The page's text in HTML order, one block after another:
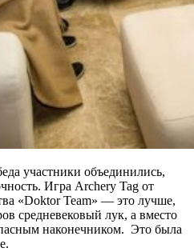
участники объединились,
Игра Archery Tag от
«Doktor Team» — это лучше,
средневековый лук, а вместо
наконечником. Это была